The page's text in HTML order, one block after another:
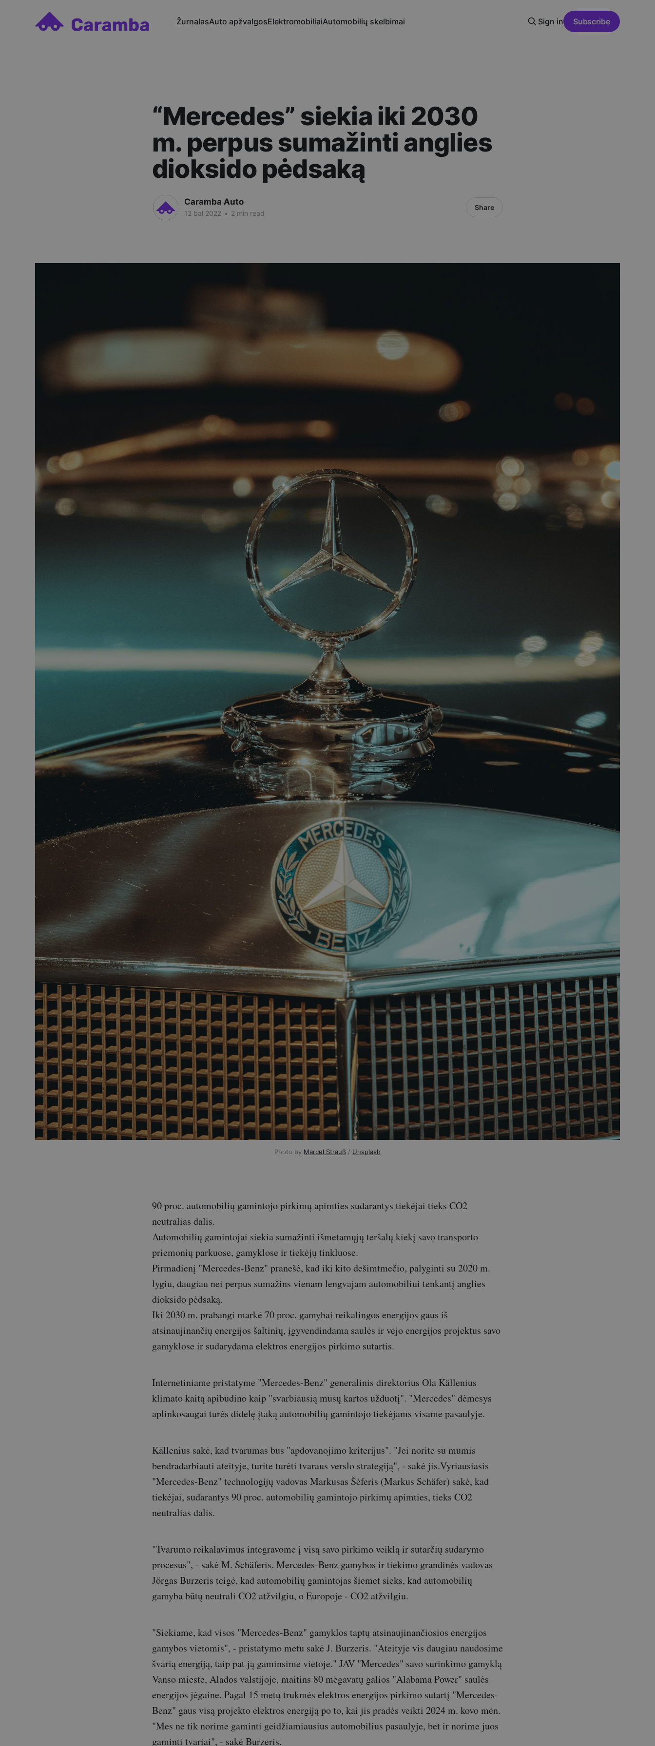
ŽurnalasAuto apžvalgosElektromobiliaiAutomobilių skelbimai Sign in Subscribe
“Mercedes” siekia iki 2030
m. perpus sumažinti anglies
dioksido pėdsaką
Caramba Auto
12 bal 2022 • 2 min read
Share
Photo by Marcel Strauß / Unsplash
90 proc. automobilių gamintojo pirkimų apimties sudarantys tiekėjai tieks CO2
neutralias dalis.
Automobilių gamintojai siekia sumažinti išmetamųjų teršalų kiekį savo transporto
priemonių parkuose, gamyklose ir tiekėjų tinkluose.
Pirmadienį "Mercedes-Benz" pranešė, kad iki kito dešimtmečio, palyginti su 2020 m.
lygiu, daugiau nei perpus sumažins vienam lengvajam automobiliui tenkantį anglies
dioksido pėdsaką.
Iki 2030 m. prabangi markė 70 proc. gamybai reikalingos energijos gaus iš
atsinaujinančių energijos šaltinių, įgyvendindama saulės ir vėjo energijos projektus savo
gamyklose ir sudarydama elektros energijos pirkimo sutartis.
Internetiniame pristatyme "Mercedes-Benz" generalinis direktorius Ola Källenius
klimato kaitą apibūdino kaip "svarbiausią mūsų kartos užduotį". "Mercedes" dėmesys
aplinkosaugai turės didelę įtaką automobilių gamintojo tiekėjams visame pasaulyje.
Källenius sakė, kad tvarumas bus "apdovanojimo kriterijus". "Jei norite su mumis
bendradarbiauti ateityje, turite turėti tvaraus verslo strategiją", - sakė jis.Vyriausiasis
"Mercedes-Benz" technologijų vadovas Markusas Šėferis (Markus Schäfer) sakė, kad
tiekėjai, sudarantys 90 proc. automobilių gamintojo pirkimų apimties, tieks CO2
neutralias dalis.
"Tvarumo reikalavimus integravome į visą savo pirkimo veiklą ir sutarčių sudarymo
procesus", - sakė M. Schäferis. Mercedes-Benz gamybos ir tiekimo grandinės vadovas
Jörgas Burzeris teigė, kad automobilių gamintojas šiemet sieks, kad automobilių
gamyba būtų neutrali CO2 atžvilgiu, o Europoje - CO2 atžvilgiu.
"Siekiame, kad visos "Mercedes-Benz" gamyklos taptų atsinaujinančiosios energijos
gamybos vietomis", - pristatymo metu sakė J. Burzeris. "Ateityje vis daugiau naudosime
švarią energiją, taip pat ją gaminsime vietoje." JAV "Mercedes" savo surinkimo gamyklą
Vanso mieste, Alados valstijoje, maitins 80 megavatų galios "Alabama Power" saulės
energijos jėgaine. Pagal 15 metų trukmės elektros energijos pirkimo sutartį "Mercedes-
Benz" gaus visą projekto elektros energiją po to, kai jis pradės veikti 2024 m. kovo mėn.
"Mes ne tik norime gaminti geidžiamiausius automobilius pasaulyje, bet ir norime juos
gaminti tvariai", - sakė Burzeris.